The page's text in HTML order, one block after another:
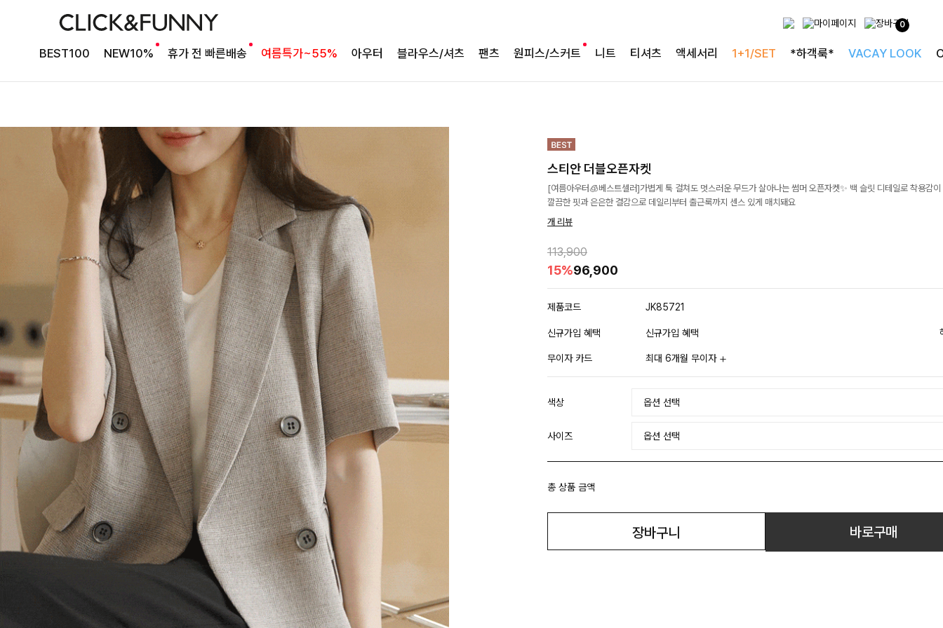
0
BEST100 NEW10% 휴가 전 빠른배송 여름특가~55% 아우터 블라우스/셔츠 팬츠 원피스/스커트 니트 티셔츠 액세서리 1+1/SET *하객룩* VACAY LOOK
스티안 더블오픈자켓
[여름아우터🧊베스트셀러]가볍게 툭 걸쳐도 멋스러운 무드가 살아나는 썸머 오픈자켓✨ 백 슬릿 디테일로 착용감이
깔끔한 핏과 은은한 결감으로 데일리부터 출근룩까지 센스 있게 매치돼요
개 리뷰
113,900
15%96,900
제품코드 JK85721
신규가입 혜택 신규가입 혜택
무이자 카드 최대 6개월 무이자
색상
사이즈
총 상품 금액
장바구니 바로구매